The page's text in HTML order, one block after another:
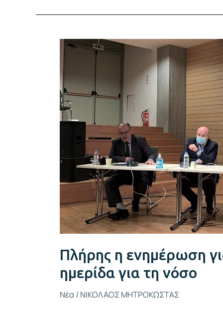
Πλήρης η ενημέρωση
ημερίδα για τη νόσο
Νέα / ΝΙΚΟΛΑΟΣ ΜΗΤΡΟΚΩΣΤΑΣ
Πλήρης
η
ενημέρωση
για
την
οστεοπόρωση
στην
ημερίδα
τη
νόσο